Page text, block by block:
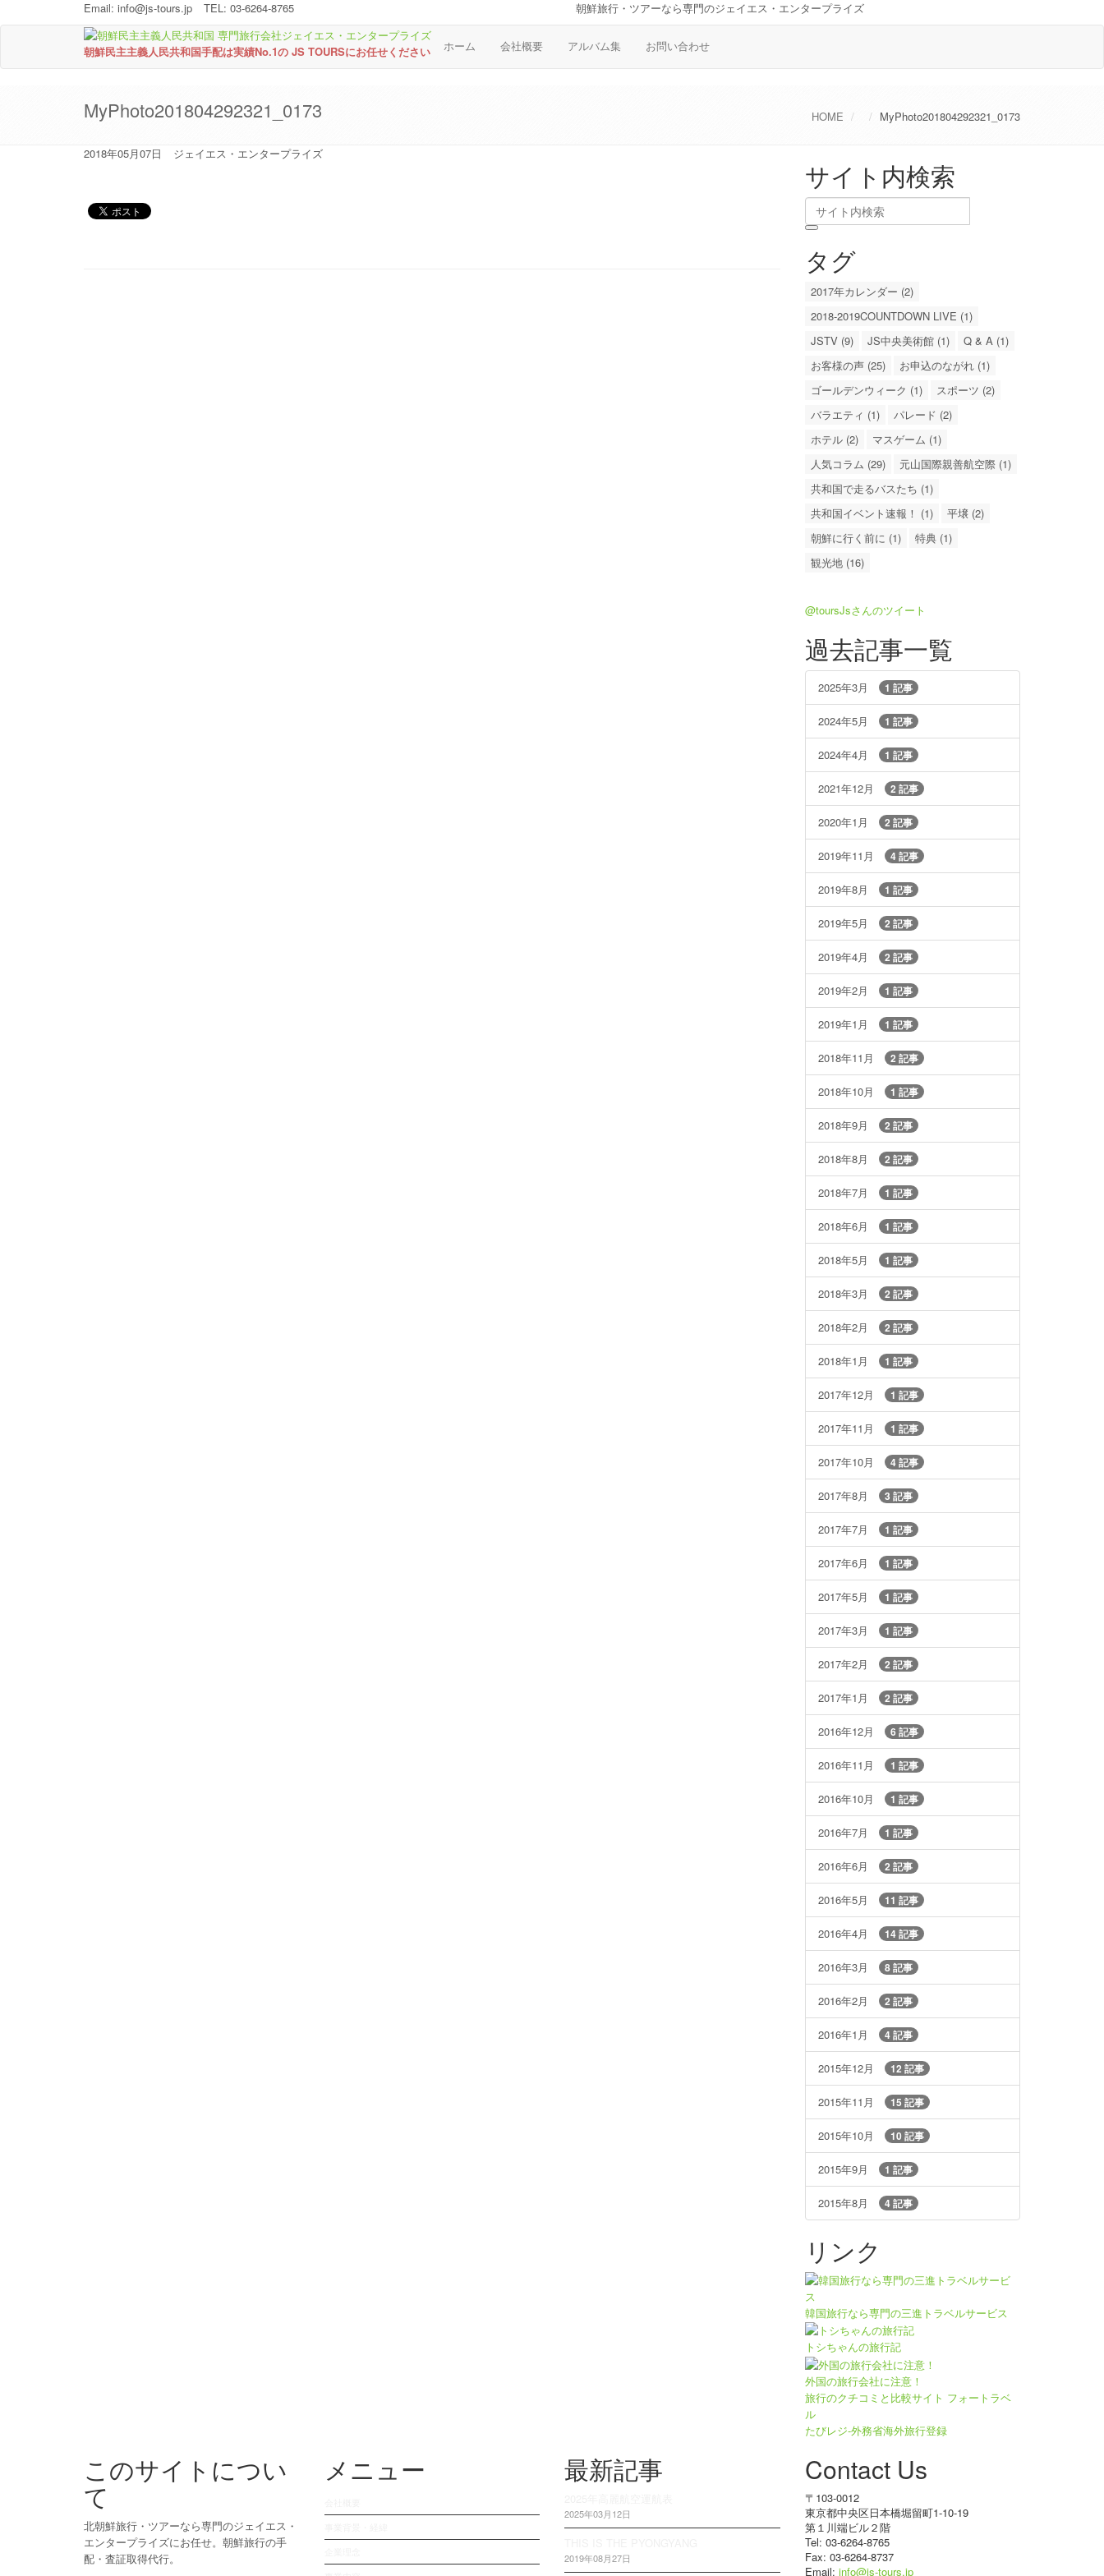
Email: info@js-tours.jp TEL: 03-6264-8765 朝鮮旅行・ツアーなら専門のジェイエス・エンタープライズ
朝鮮民主主義人民共和国手配は実績No.1の JS TOURSにお任せください ホーム 会社概要 アルバム集 お問い合わせ
MyPhoto201804292321_0173 HOME MyPhoto201804292321_0173
2018年05月07日 ジェイエス・エンタープライズ
サイト内検索
タグ
2017年カレンダー (2)
2018-2019COUNTDOWN LIVE (1)
JSTV (9)
JS中央美術館 (1)
Q & A (1)
お客様の声 (25)
お申込のながれ (1)
ゴールデンウィーク (1)
スポーツ (2)
バラエティ (1)
パレード (2)
ホテル (2)
マスゲーム (1)
人気コラム (29)
元山国際親善航空際 (1)
共和国で走るバスたち (1)
共和国イベント速報！ (1)
平壌 (2)
朝鮮に行く前に (1)
特典 (1)
観光地 (16)
@toursJsさんのツイート
過去記事一覧
2025年3月 1 記事
2024年5月 1 記事
2024年4月 1 記事
2021年12月 2 記事
2020年1月 2 記事
2019年11月 4 記事
2019年8月 1 記事
2019年5月 2 記事
2019年4月 2 記事
2019年2月 1 記事
2019年1月 1 記事
2018年11月 2 記事
2018年10月 1 記事
2018年9月 2 記事
2018年8月 2 記事
2018年7月 1 記事
2018年6月 1 記事
2018年5月 1 記事
2018年3月 2 記事
2018年2月 2 記事
2018年1月 1 記事
2017年12月 1 記事
2017年11月 1 記事
2017年10月 4 記事
2017年8月 3 記事
2017年7月 1 記事
2017年6月 1 記事
2017年5月 1 記事
2017年3月 1 記事
2017年2月 2 記事
2017年1月 2 記事
2016年12月 6 記事
2016年11月 1 記事
2016年10月 1 記事
2016年7月 1 記事
2016年6月 2 記事
2016年5月 11 記事
2016年4月 14 記事
2016年3月 8 記事
2016年2月 2 記事
2016年1月 4 記事
2015年12月 12 記事
2015年11月 15 記事
2015年10月 10 記事
2015年9月 1 記事
2015年8月 4 記事
リンク
韓国旅行なら専門の三進トラベルサービス
トシちゃんの旅行記
外国の旅行会社に注意！
旅行のクチコミと比較サイト フォートラベ
ル
たびレジ-外務省海外旅行登録
このサイトについ
て
北朝鮮旅行・ツアーなら専門のジェイエス・
エンタープライズにお任せ。朝鮮旅行の手
配・査証取得代行。
メニュー 最新記事
2025年03月12日
2019年08月27日
Contact Us
〒103-0012
東京都中央区日本橋堀留町1-10-19
第１川端ビル２階
Tel: 03-6264-8765
Fax: 03-6264-8737
Email: info@js-tours.jp